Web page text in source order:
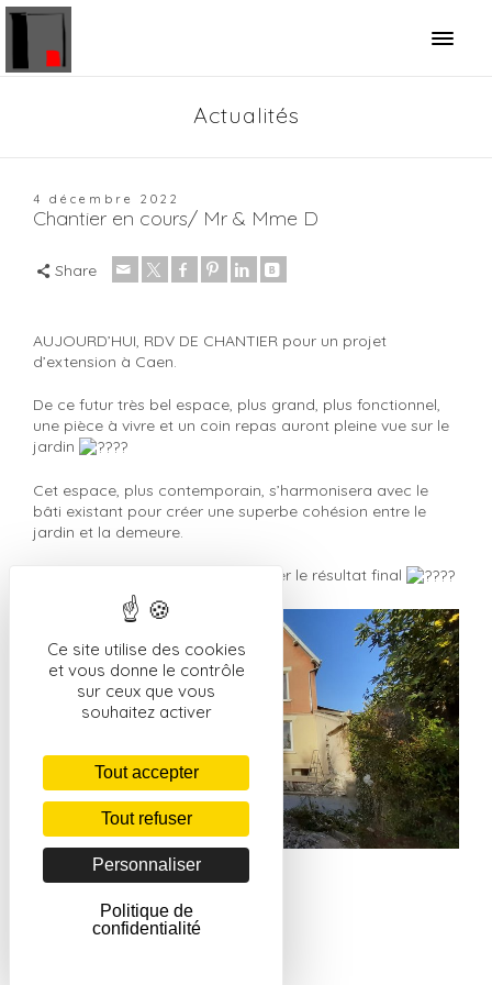
Panneau de gestion des cookies
Ce site utilise des cookies
et vous donne le contrôle
sur ceux que vous
souhaitez activer
Tout accepter
Tout refuser
Personnaliser
Politique de
confidentialité
Actualités
4 décembre 2022
Chantier en cours/ Mr & Mme D
Share
AUJOURD’HUI, RDV DE CHANTIER pour un projet
d’extension à Caen.
De ce futur très bel espace, plus grand, plus fonctionnel,
une pièce à vivre et un coin repas auront pleine vue sur le
jardin
Cet espace, plus contemporain, s’harmonisera avec le
bâti existant pour créer une superbe cohésion entre le
jardin et la demeure.
Nous avons hâte de vous présenter le résultat final
admindvn Actualités,Réalisations